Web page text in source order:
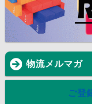
物流メルマガ
ご登